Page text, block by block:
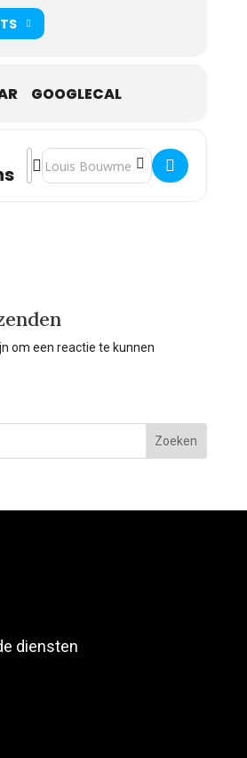
GOOGLECAL
Address - Orlando Bottenbley
Destination Address - Orlando
om een reactie te kunnen
Zoeken
diensten